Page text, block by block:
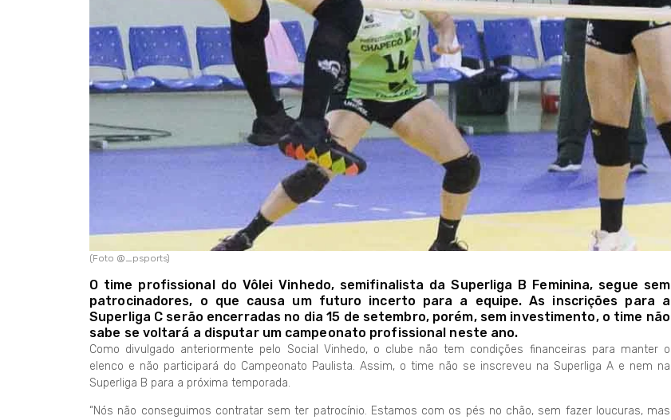
(Foto @_psports)
O time profissional do Vôlei Vinhedo, semifinalista da Superliga B Feminina, segue sem
patrocinadores, o que causa um futuro incerto para a equipe. As inscrições para a
Superliga C serão encerradas no dia 15 de setembro, porém, sem investimento, o time não
sabe se voltará a disputar um campeonato profissional neste ano.
Como divulgado anteriormente pelo Social Vinhedo, o clube não tem condições financeiras para manter o
elenco e não participará do Campeonato Paulista. Assim, o time não se inscreveu na Superliga A e nem na
Superliga B para a próxima temporada.
“Nós não conseguimos contratar sem ter patrocínio. Estamos com os pés no chão, sem fazer loucuras, mas